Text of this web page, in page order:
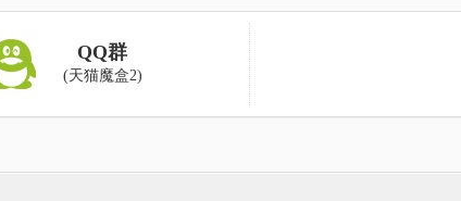
QQ群
(天猫魔盒2)